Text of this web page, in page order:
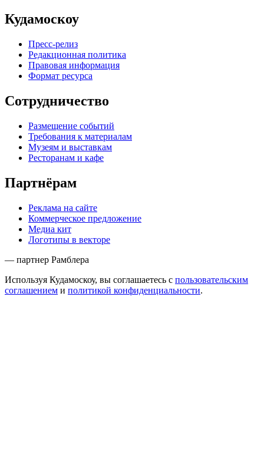
Кудамоскоу
Пресс-релиз
Редакционная политика
Правовая информация
Формат ресурса
Сотрудничество
Размещение событий
Требования к материалам
Музеям и выставкам
Ресторанам и кафе
Партнёрам
Реклама на сайте
Коммерческое предложение
Медиа кит
Логотипы в векторе
— партнер Рамблера
Используя Кудамоскоу, вы соглашаетесь с пользовательским
соглашением и политикой конфиденциальности.